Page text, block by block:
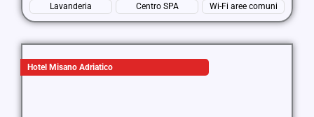
Lavanderia
Centro SPA Wi-Fi aree comuni
Hotel Misano Adriatico